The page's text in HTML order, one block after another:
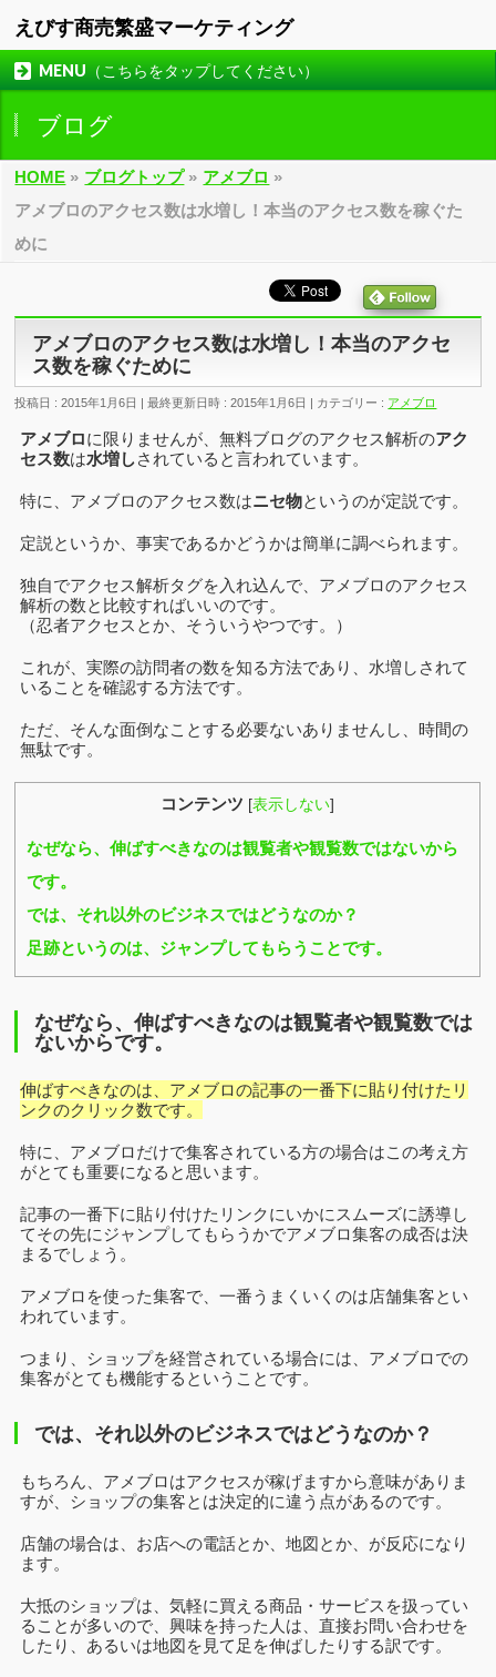
えびす商売繁盛マーケティング
MENU（こちらをタップしてください）
ブログ
HOME » ブログトップ» アメブロ »
アメブロのアクセス数は水増し！本当のアクセス数を稼ぐた
めに
アメブロのアクセス数は水増し！本当のアクセ
ス数を稼ぐために
投稿日 : 2015年1月6日 最終更新日時 : 2015年1月6日 カテゴリー : アメブロ
アメブロに限りませんが、無料ブログのアクセス解析のアク
セス数は水増しされていると言われています。
特に、アメブロのアクセス数はニセ物というのが定説です。
定説というか、事実であるかどうかは簡単に調べられます。
独自でアクセス解析タグを入れ込んで、アメブロのアクセス
解析の数と比較すればいいのです。
（忍者アクセスとか、そういうやつです。）
これが、実際の訪問者の数を知る方法であり、水増しされて
いることを確認する方法です。
ただ、そんな面倒なことする必要ないありませんし、時間の
無駄です。
コンテンツ [表示しない]
なぜなら、伸ばすべきなのは観覧者や観覧数ではないから
です。
では、それ以外のビジネスではどうなのか？
足跡というのは、ジャンプしてもらうことです。
なぜなら、伸ばすべきなのは観覧者や観覧数では
ないからです。
伸ばすべきなのは、アメブロの記事の一番下に貼り付けたリ
ンクのクリック数です。
特に、アメブロだけで集客されている方の場合はこの考え方
がとても重要になると思います。
記事の一番下に貼り付けたリンクにいかにスムーズに誘導し
てその先にジャンプしてもらうかでアメブロ集客の成否は決
まるでしょう。
アメブロを使った集客で、一番うまくいくのは店舗集客とい
われています。
つまり、ショップを経営されている場合には、アメブロでの
集客がとても機能するということです。
では、それ以外のビジネスではどうなのか？
もちろん、アメブロはアクセスが稼げますから意味がありま
すが、ショップの集客とは決定的に違う点があるのです。
店舗の場合は、お店への電話とか、地図とか、が反応になり
ます。
大抵のショップは、気軽に買える商品・サービスを扱ってい
ることが多いので、興味を持った人は、直接お問い合わせを
したり、あるいは地図を見て足を伸ばしたりする訳です。